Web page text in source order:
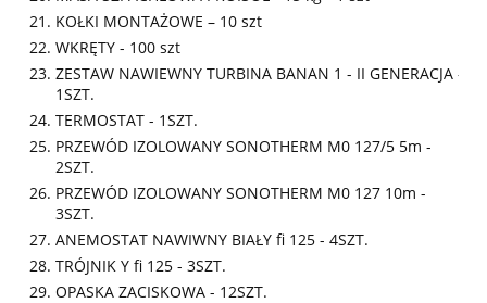
KOŁKI MONTAŻOWE – 10 szt
WKRĘTY - 100 szt
ZESTAW NAWIEWNY TURBINA BANAN 1 - II GENERACJA -
1SZT.
TERMOSTAT - 1SZT.
PRZEWÓD IZOLOWANY SONOTHERM M0 127/5 5m -
2SZT.
PRZEWÓD IZOLOWANY SONOTHERM M0 127 10m -
3SZT.
ANEMOSTAT NAWIWNY BIAŁY fi 125 - 4SZT.
TRÓJNIK Y fi 125 - 3SZT.
OPASKA ZACISKOWA - 12SZT.